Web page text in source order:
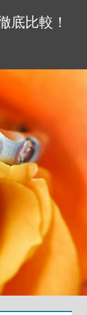
底比較！